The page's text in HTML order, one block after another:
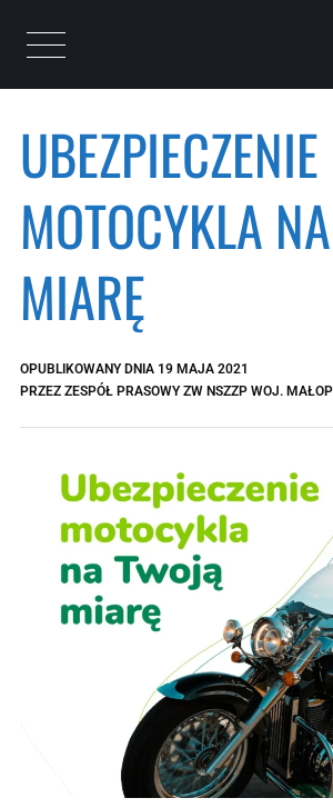
Otwórz menu
UBEZPIECZENIE
MOTOCYKLA
MIARĘ
OPUBLIKOWANY DNIA 19 MAJA 2021
PRZEZ ZESPÓŁ PRASOWY ZW NSZZP WOJ.